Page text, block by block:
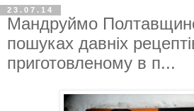
23.07.14
Мандруймо
пошуках давніх
приготовленому в п...